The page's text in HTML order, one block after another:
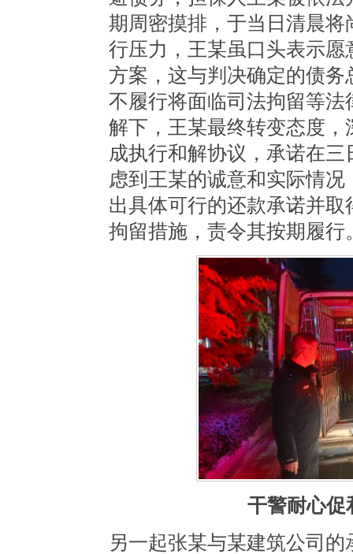
期周密摸排，于当日清晨
行压力，王某虽口头表示愿
方案，这与判决确定的债
不履行将面临司法拘留等
解下，王某最终转变态度
成执行和解协议，承诺在
虑到王某的诚意和实际情
出具体可行的还款承诺并
拘留措施，责令其按期履行
干警耐心促
另一起张某与某建筑公司